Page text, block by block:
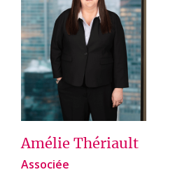
Amélie Thériault
Associée